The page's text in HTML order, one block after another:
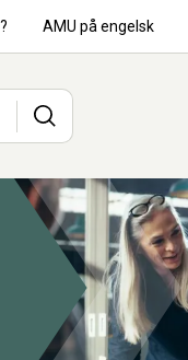
AMU på engelsk
Søg